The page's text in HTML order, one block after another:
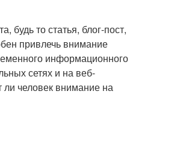
будь то статья, блог-пост,
привлечь внимание
информационного
сетях и на веб-
человек внимание на